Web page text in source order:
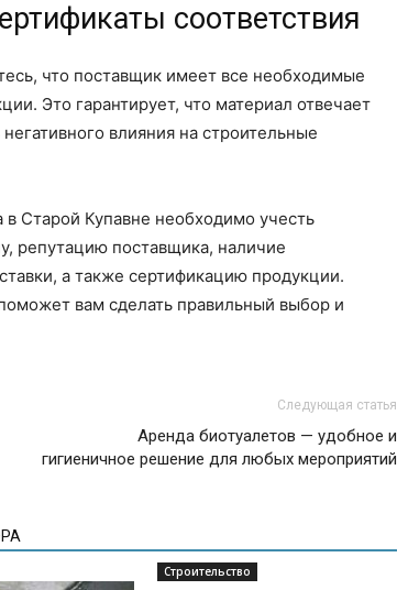
соответствия
что поставщик имеет все необходимые
Это гарантирует, что материал отвечает
влияния на строительные
Старой Купавне необходимо учесть
репутацию поставщика, наличие
а также сертификацию продукции.
вам сделать правильный выбор и
Следующая статья
Аренда биотуалетов — удобное и
гигиеничное решение для любых мероприятий
Строительство